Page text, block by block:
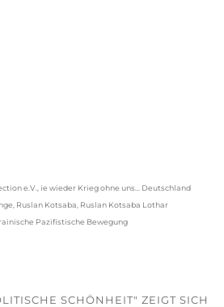
in der Ukraine ist gefährlich““
e.V.
ie wieder Krieg ohne uns... Deutschland
Ruslan Kotsaba Ruslan Kotsaba Lothar
Pazifistische Bewegung
SCHÖNHEIT" ZEIGT SICH